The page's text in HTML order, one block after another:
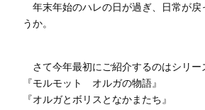
年末年始のハレの日が過ぎ、日常が戻
うか。
さて今年最初にご紹介するのはシリー
『モルモット オルガの物語』
『オルガとボリスとなかまたち』